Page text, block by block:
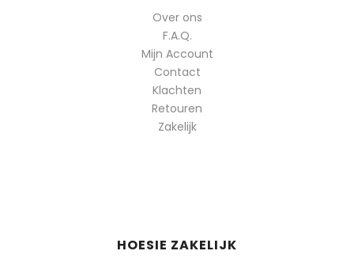
Over ons
F.A.Q.
Mijn Account
Contact
Klachten
Retouren
Zakelijk
HOESIE ZAKELIJK